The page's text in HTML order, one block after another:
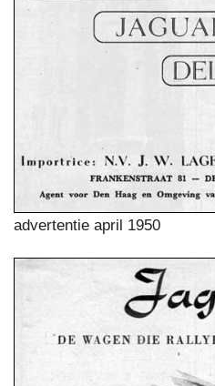
advertentie april 1950